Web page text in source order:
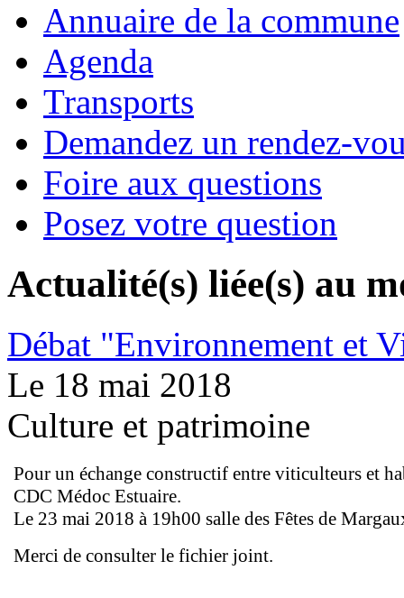
Annuaire de la commune
Agenda
Transports
Demandez un rendez-
Foire aux questions
Posez votre question
Actualité(s) liée(s) au
Débat "Environnement et
Le 18 mai 2018
Culture et patrimoine
Pour un échange constructif entre viticulteurs et
CDC Médoc Estuaire.
Le 23 mai 2018 à 19h00 salle des Fêtes de
Merci de consulter le fichier joint.